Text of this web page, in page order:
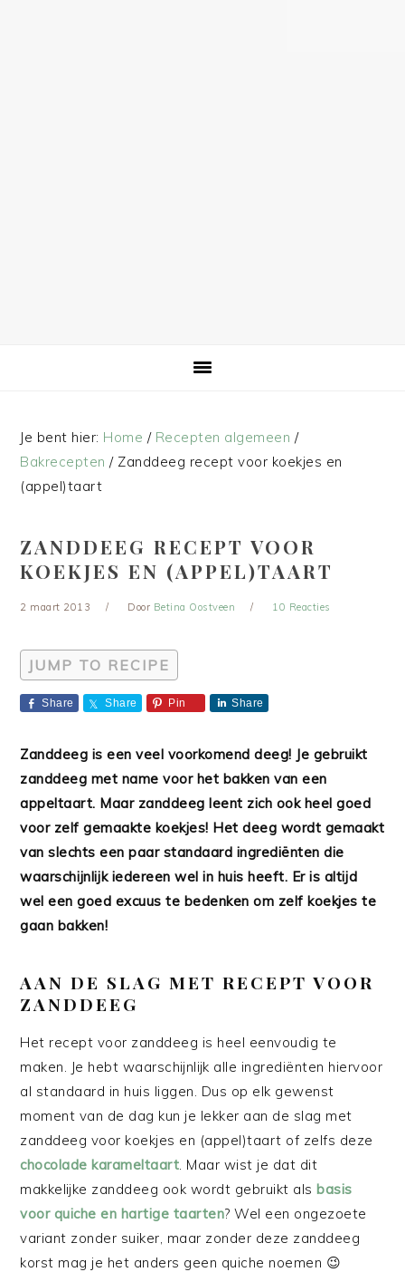
Je bent hier: Home / Recepten algemeen /
Bakrecepten /Zanddeeg recept voor koekjes en
(appel)taart
ZANDDEEG RECEPT VOOR
KOEKJES EN (APPEL)TAART
2 maart 2013 Door Betina Oostveen 10 Reacties
JUMP TO RECIPE
Share Share Pin Share
Zanddeeg is een veel voorkomend deeg! Je gebruikt
zanddeeg met name voor het bakken van een
appeltaart. Maar zanddeeg leent zich ook heel goed
voor zelf gemaakte koekjes! Het deeg wordt gemaakt
van slechts een paar standaard ingrediënten die
waarschijnlijk iedereen wel in huis heeft. Er is altijd
wel een goed excuus te bedenken om zelf koekjes te
gaan bakken!
AAN DE SLAG MET RECEPT VOOR
ZANDDEEG
Het recept voor zanddeeg is heel eenvoudig te
maken. Je hebt waarschijnlijk alle ingrediënten hiervoor
al standaard in huis liggen. Dus op elk gewenst
moment van de dag kun je lekker aan de slag met
zanddeeg voor koekjes en (appel)taart of zelfs deze
chocolade karameltaart. Maar wist je dat dit
makkelijke zanddeeg ook wordt gebruikt als basis
voor quiche en hartige taarten? Wel een ongezoete
variant zonder suiker, maar zonder deze zanddeeg
korst mag je het anders geen quiche noemen 😉